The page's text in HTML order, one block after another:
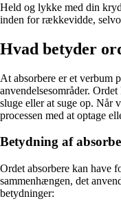
Held og lykke med din
inden for rækkevidde,
Hvad betyder
At absorbere er et verbum
anvendelsesområder.
sluge eller at suge op. Når
processen med at optage
Betydning af
Ordet absorbere kan have
sammenhængen, det
betydninger: